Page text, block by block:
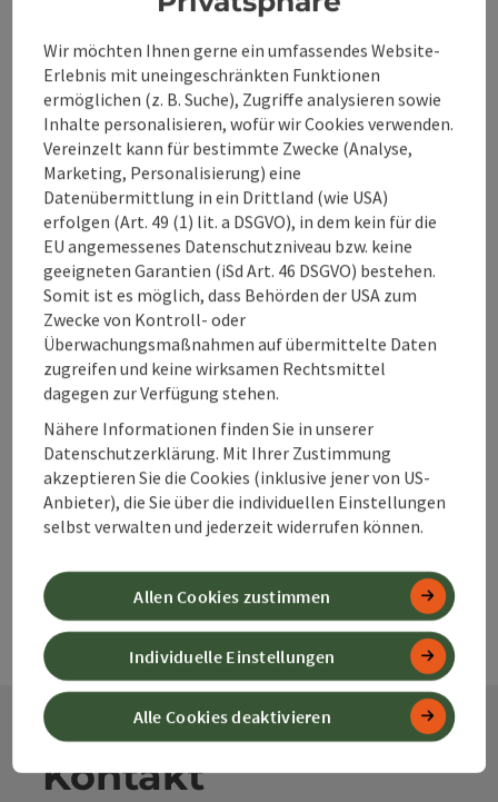
Preise
Eignung
Barrierefreiheit
Beitrag merken
zum Merkzettel
PDF erstellen
powered byTOURDATA Änderung vorschlagen
Kontakt
Wir möchten Ihnen gerne ein umfassendes Website-
Erlebnis mit uneingeschränkten Funktionen
ermöglichen (z. B. Suche), Zugriffe analysieren sowie
Inhalte personalisieren, wofür wir Cookies verwenden.
Vereinzelt kann für bestimmte Zwecke (Analyse,
Marketing, Personalisierung) eine
Datenübermittlung in ein Drittland (wie USA)
erfolgen (Art. 49 (1) lit. a DSGVO), in dem kein für die
EU angemessenes Datenschutzniveau bzw. keine
geeigneten Garantien (iSd Art. 46 DSGVO) bestehen.
Somit ist es möglich, dass Behörden der USA zum
Zwecke von Kontroll- oder
Überwachungsmaßnahmen auf übermittelte Daten
zugreifen und keine wirksamen Rechtsmittel
dagegen zur Verfügung stehen.
Nähere Informationen finden Sie in unserer
Datenschutzerklärung. Mit Ihrer Zustimmung
akzeptieren Sie die Cookies (inklusive jener von US-
Anbieter), die Sie über die individuellen Einstellungen
selbst verwalten und jederzeit widerrufen können.
Alle Cookies deaktivieren
Individuelle Einstellungen
Allen Cookies zustimmen